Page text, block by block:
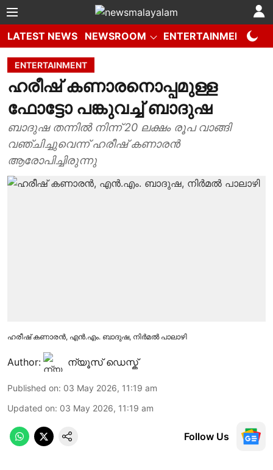
LATEST NEWS NEWSROOM ENTERTAINMENT
ENTERTAINMENT
ഹരീഷ് കണാരനൊപ്പമുള്ള
ഫോട്ടോ പങ്കുവച്ച് ബാദുഷ
ബാദുഷ തന്നിൽ നിന്ന് 20 ലക്ഷം രൂപ വാങ്ങി
വഞ്ചിച്ചുവെന്ന് ഹരീഷ് കണാരൻ
ആരോപിച്ചിരുന്നു
ഹരീഷ് കണാരൻ, എൻ.എം. ബാദുഷ, നിർമൽ പാലാഴി
Author: ന്യൂസ് ഡെസ്ക്
Published on: 03 May 2026, 11:19 am
Updated on: 03 May 2026, 11:19 am
Follow Us